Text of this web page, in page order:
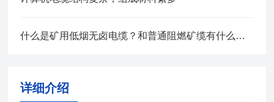
什么是矿用低烟无卤电缆？和普通阻燃矿缆有什么区别？
详细介绍